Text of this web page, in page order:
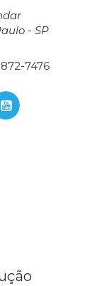
- SP
7476